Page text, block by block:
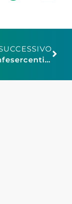
Istat: Confesercenti, condizioni di vita in lieve miglioramento, ma il 2026 si apre nell’incertezza. Consumi e vendite restano in stallo, pesa calo alimentari